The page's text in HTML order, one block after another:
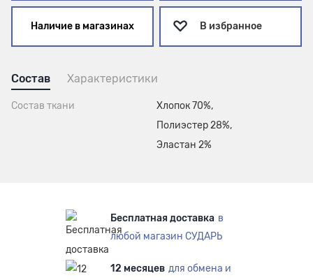
Наличие в магазинах В избранное
Состав Характеристики
Состав ткани
Хлопок 70%,
Полиэстер 28%,
Эластан 2%
Бесплатная доставка в
любой магазин СУДАРЬ
12 месяцев для обмена и